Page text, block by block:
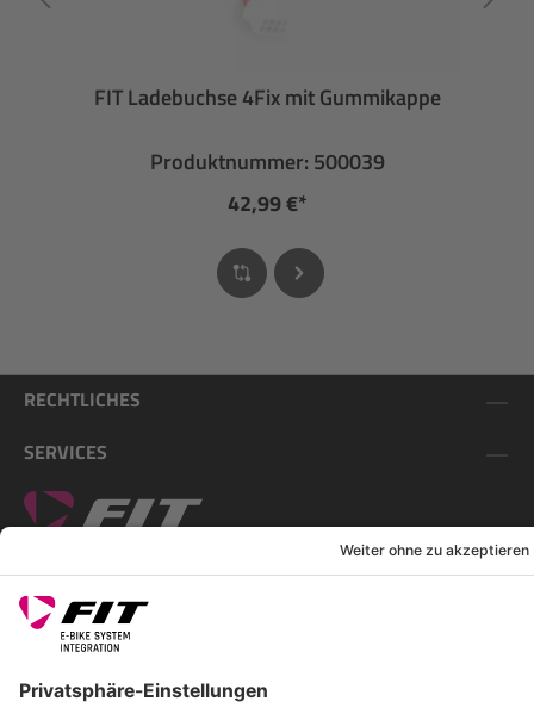
FIT Ladebuchse 4Fix mit Gummikappe
Produktnummer: 500039
42,99 €*
RECHTLICHES
SERVICES